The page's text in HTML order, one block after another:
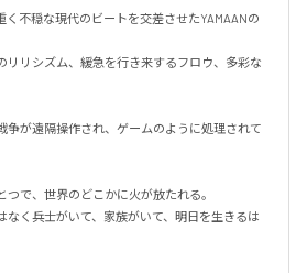
不穏な現代のビートを交差させたYAMAANの
リリシズム、緩急を行き来するフロウ、多彩な
戦争が遠隔操作され、ゲームのように処理されて
で、世界のどこかに火が放たれる。
なく兵士がいて、家族がいて、明日を生きるは